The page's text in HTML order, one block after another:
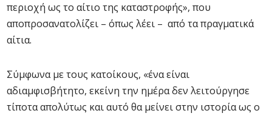
περιοχή ως το αίτιο της καταστροφής», που
αποπροσανατολίζει – όπως λέει – από τα πραγματικά
αίτια.
Σύμφωνα με τους κατοίκους, «ένα είναι
αδιαμφισβήτητο, εκείνη την ημέρα δεν λειτούργησε
τίποτα απολύτως και αυτό θα μείνει στην ιστορία ως ο